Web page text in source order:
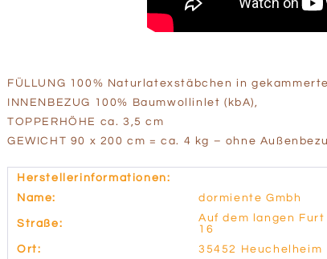
FÜLLUNG 100% Naturlatexstäbchen in
INNENBEZUG 100% Baumwollinlet (kbA),
TOPPERHÖHE ca. 3,5 cm
GEWICHT 90 x 200 cm = ca. 4 kg – ohne
Herstellerinformationen:
Name:
dormiente Gmbh
Straße:
Auf dem langen Furt
16
Ort:
35452 Heuchelheim